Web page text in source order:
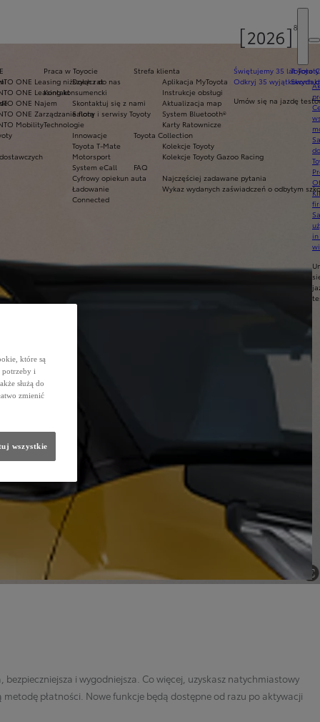
Świętujemy 35 lat
Odkryj 35 wyjątkowych
Umów się na jazdę
Praca w Toyocie
Dołącz do nas
Kontakt
Skontaktuj się z nami
Salony i serwisy Toyoty
Technologie
Innowacje
Toyota T-Mate
Motorsport
System eCall
Cyfrowy opiekun auta
Ładowanie
Connected
Toyota
ONE Leasing niższych rat
ONE Leasing konsumencki
ONE Najem
ONE Zarządzanie flotą
Mobility
Strefa klienta
Aplikacja MyToyota
Instrukcje obsługi
Aktualizacja map
System Bluetooth®
Karty Ratownicze
Toyota Collection
Kolekcje Toyoty
Kolekcje Toyoty Gazoo Racing
FAQ
Najczęściej zadawane pytania
Wykaz wydanych zaświadczeń o odbytym
i wygodniejsza. Co więcej, uzyskasz natychmiastowy
płatności. Nowe funkcje będą dostępne od razu po aktywacji
które są
potrzeby i
służą do
zmienić
wszystkie